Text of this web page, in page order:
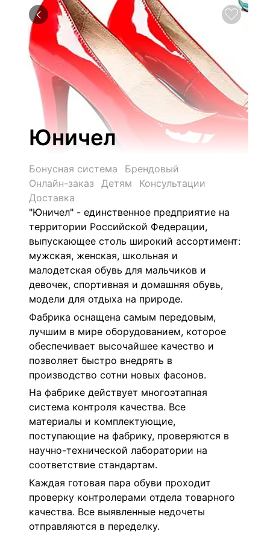
Юничел
Бонусная система
Брендовый
Онлайн-заказ
Детям
Консультации
Доставка
"Юничел" - единственное предприятие на
территории Российской Федерации,
выпускающее столь широкий ассортимент:
мужская, женская, школьная и
малодетская обувь для мальчиков и
девочек, спортивная и домашняя обувь,
модели для отдыха на природе.
Фабрика оснащена самым передовым,
лучшим в мире оборудованием, которое
обеспечивает высочайшее качество и
позволяет быстро внедрять в
производство сотни новых фасонов.
На фабрике действует многоэтапная
система контроля качества. Все
материалы и комплектующие,
поступающие на фабрику, проверяются в
научно-технической лаборатории на
соответствие стандартам.
Каждая готовая пара обуви проходит
проверку контролерами отдела товарного
качества. Все выявленные недочеты
отправляются в переделку.